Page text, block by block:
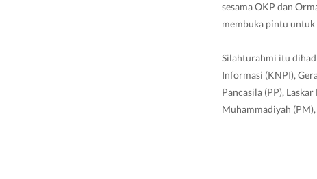
sesama OKP dan
membuka pintu untuk
Silahturahmi itu
Informasi (KNPI),
Pancasila (PP),
Muhammadiyah